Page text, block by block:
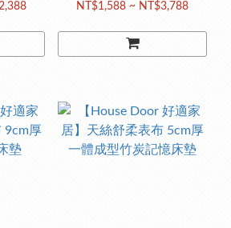
NT$1,588 ~ NT$3,788